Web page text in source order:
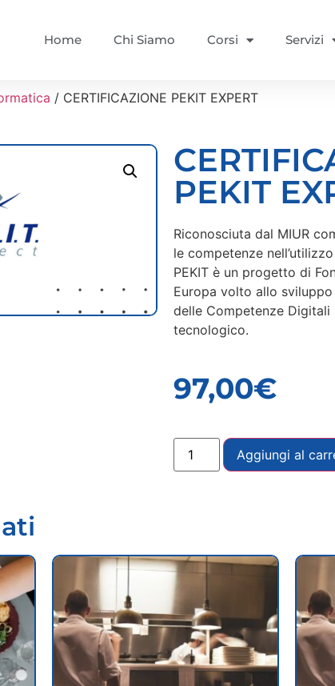
Home Chi Siamo Corsi Servizi
/ CERTIFICAZIONE PEKIT EXPERT
PEKIT
Riconosciuta dal MIUR
le competenze
PEKIT è un progetto di
Europa volto allo
delle Competenze Digitali
tecnologico.
97,00€
Aggiungi al